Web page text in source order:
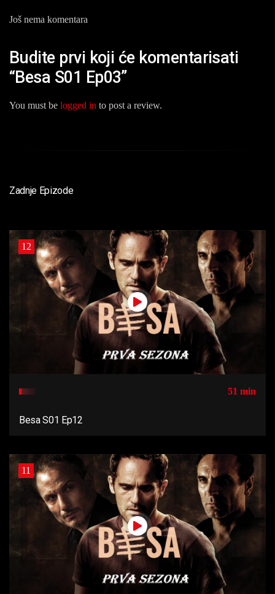
Još nema komentara
Budite prvi koji će komentarisati
“Besa S01 Ep03”
You must be logged in to post a review.
Zadnje Epizode
12
51 min
Besa S01 Ep12
11